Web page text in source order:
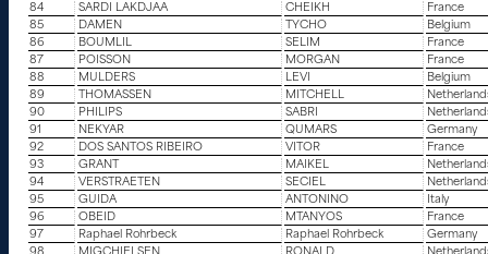
84
SARDI LAKDJAA CHEIKH
France
85
DAMEN TYCHO
Belgium
86
BOUMLIL SELIM
France
87
POISSON MORGAN
France
88
MULDERS LEVI
Belgium
89
THOMASSEN MITCHELL
90
PHILIPS SABRI
91
NEKYAR QUMARS
Germany
92
DOS SANTOS RIBEIRO VITOR
France
93
GRANT MAIKEL
94
VERSTRAETEN SECIEL
95
GUIDA ANTONINO
Italy
96
OBEID MTANYOS
France
97
Raphael Rohrbeck Raphael Rohrbeck
Germany